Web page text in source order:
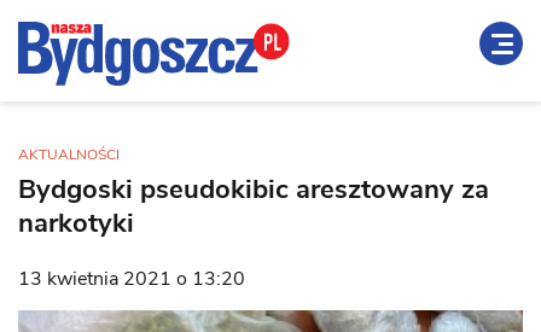
AKTUALNOŚCI
Bydgoski pseudokibic aresztowany za
narkotyki
13 kwietnia 2021 o 13:20